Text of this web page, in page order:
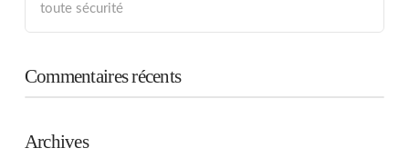
toute sécurité
Commentaires récents
Archives